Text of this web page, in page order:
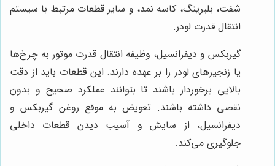
شفت، بلبرینگ، کاسه نمد، و سایر قطعات مرتبط با سیستم
انتقال قدرت لودر.
گیربکس و دیفرانسیل، وظیفه انتقال قدرت موتور به چرخ‌ها
یا زنجیرهای لودر را بر عهده دارند. این قطعات باید از دقت
بالایی برخوردار باشند تا بتوانند عملکرد صحیح و بدون
نقصی داشته باشند. تعویض به موقع روغن گیربکس و
دیفرانسیل، از سایش و آسیب دیدن قطعات داخلی
جلوگیری می‌کند.